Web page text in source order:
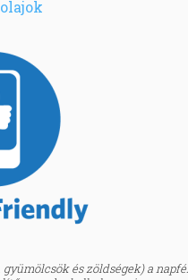
és zöldségek) a